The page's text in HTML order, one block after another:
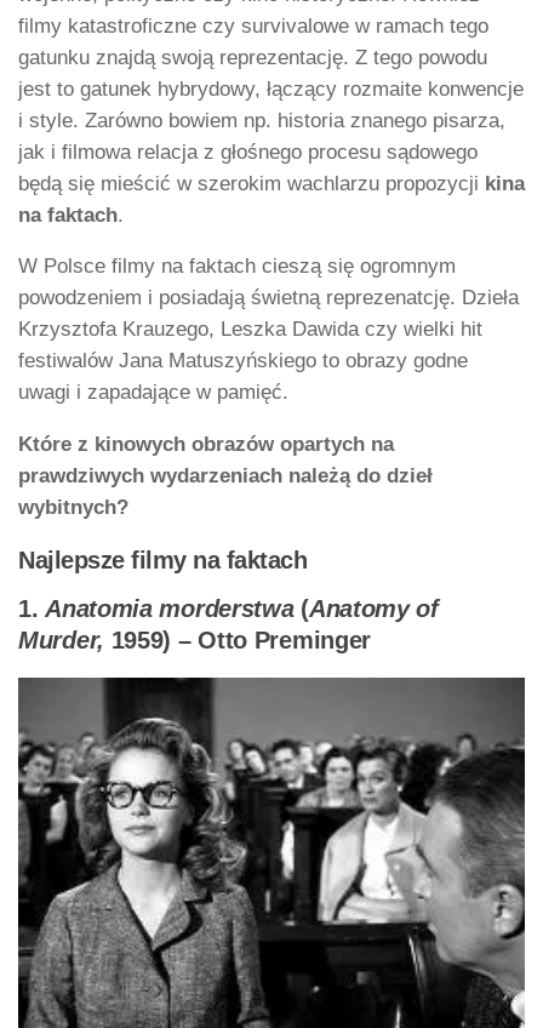
filmy katastroficzne czy survivalowe w ramach tego
gatunku znajdą swoją reprezentację. Z tego powodu
jest to gatunek hybrydowy, łączący rozmaite konwencje
i style. Zarówno bowiem np. historia znanego pisarza,
jak i filmowa relacja z głośnego procesu sądowego
będą się mieścić w szerokim wachlarzu propozycji kina
na faktach.
W Polsce filmy na faktach cieszą się ogromnym
powodzeniem i posiadają świetną reprezenatcję. Dzieła
Krzysztofa Krauzego, Leszka Dawida czy wielki hit
festiwalów Jana Matuszyńskiego to obrazy godne
uwagi i zapadające w pamięć.
Które z kinowych obrazów opartych na
prawdziwych wydarzeniach należą do dzieł
wybitnych?
Najlepsze filmy na faktach
1.Anatomia morderstwa(Anatomy of
Murder, 1959) – Otto Preminger